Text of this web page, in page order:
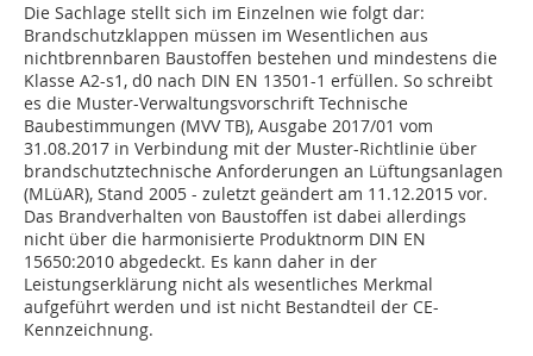
Die Sachlage stellt sich im Einzelnen wie folgt dar:
Brandschutzklappen müssen im Wesentlichen aus
nichtbrennbaren Baustoffen bestehen und mindestens die
Klasse A2-s1, d0 nach DIN EN 13501-1 erfüllen. So schreibt
es die Muster-Verwaltungsvorschrift Technische
Baubestimmungen (MVV TB), Ausgabe 2017/01 vom
31.08.2017 in Verbindung mit der Muster-Richtlinie über
brandschutztechnische Anforderungen an Lüftungsanlagen
(MLüAR), Stand 2005 - zuletzt geändert am 11.12.2015 vor.
Das Brandverhalten von Baustoffen ist dabei allerdings
nicht über die harmonisierte Produktnorm DIN EN
15650:2010 abgedeckt. Es kann daher in der
Leistungserklärung nicht als wesentliches Merkmal
aufgeführt werden und ist nicht Bestandteil der CE-
Kennzeichnung.